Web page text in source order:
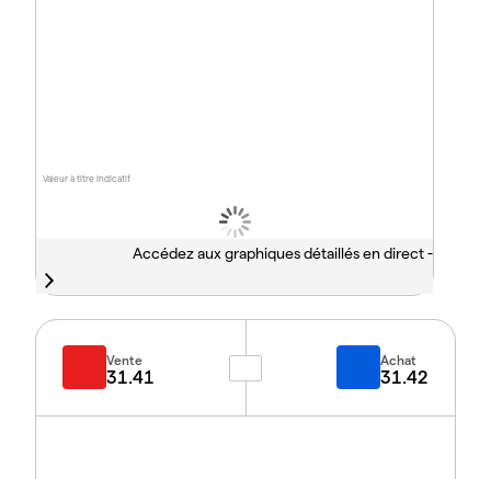
Valeur à titre indicatif
Accédez aux graphiques détaillés en direct -
Vente
31.41
Achat
31.42